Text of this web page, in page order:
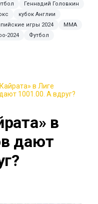
Геннадий Головкин
кубок Англии
игры 2024
ММА
2024
Футбол
в Лиге
1001.00. А вдруг?
в
дают